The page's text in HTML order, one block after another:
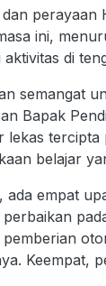
perayaan
ini,
di
semangat
Bapak
lekas
belajar
ada empat
Keempat,